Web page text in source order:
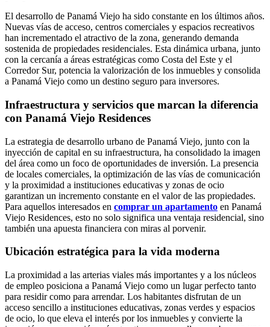
El desarrollo de Panamá Viejo ha sido constante en los últimos años.
Nuevas vías de acceso, centros comerciales y espacios recreativos
han incrementado el atractivo de la zona, generando demanda
sostenida de propiedades residenciales. Esta dinámica urbana, junto
con la cercanía a áreas estratégicas como Costa del Este y el
Corredor Sur, potencia la valorización de los inmuebles y consolida
a Panamá Viejo como un destino seguro para inversores.
Infraestructura y servicios que marcan la diferencia
con Panamá Viejo Residences
La estrategia de desarrollo urbano de Panamá Viejo, junto con la
inyección de capital en su infraestructura, ha consolidado la imagen
del área como un foco de oportunidades de inversión. La presencia
de locales comerciales, la optimización de las vías de comunicación
y la proximidad a instituciones educativas y zonas de ocio
garantizan un incremento constante en el valor de las propiedades.
Para aquellos interesados en comprar un apartamento en Panamá
Viejo Residences, esto no solo significa una ventaja residencial, sino
también una apuesta financiera con miras al porvenir.
Ubicación estratégica para la vida moderna
La proximidad a las arterias viales más importantes y a los núcleos
de empleo posiciona a Panamá Viejo como un lugar perfecto tanto
para residir como para arrendar. Los habitantes disfrutan de un
acceso sencillo a instituciones educativas, zonas verdes y espacios
de ocio, lo que eleva el interés por los inmuebles y convierte la